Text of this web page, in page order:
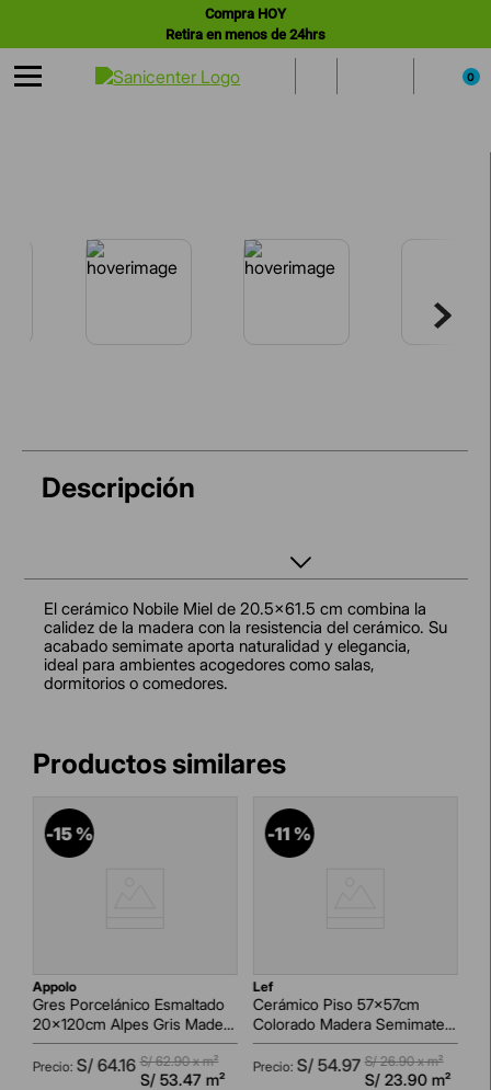
Compra HOY
Retira en menos de 24hrs
0
Descripción
El cerámico Nobile Miel de 20.5x61.5 cm combina la
calidez de la madera con la resistencia del cerámico. Su
acabado semimate aporta naturalidad y elegancia,
ideal para ambientes acogedores como salas,
dormitorios o comedores.
-15 %
appolo
Gres Porcelánico Esmaltado
20x120cm Alpes Gris Madera
Semimate Rectificado
S/ 64.16 S/62.90x m²
S/ 53.47m²
-11 %
lef
Cerámico Piso 57x57cm
Colorado Madera Semimate
Rectificado
S/ 54.97 S/26.90x m²
S/ 23.90m²